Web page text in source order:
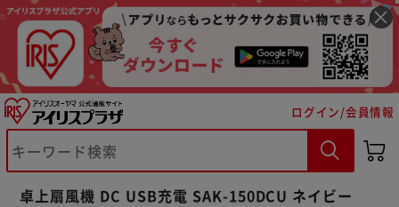
ログイン/会員情報
卓上扇風機 DC USB充電 SAK-150DCU ネイビー